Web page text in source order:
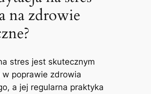
na zdrowie
stres jest skutecznym
w poprawie zdrowia
a jej regularna praktyka